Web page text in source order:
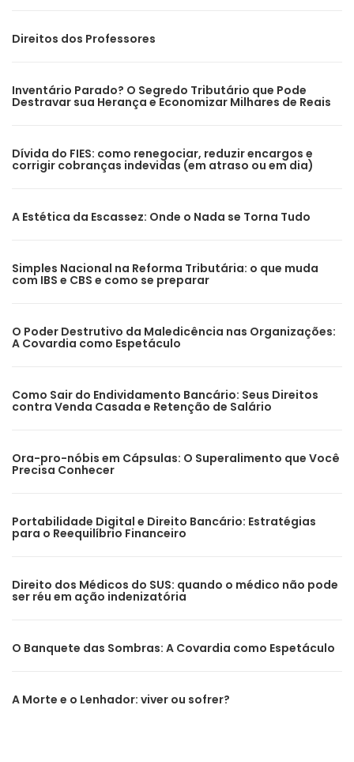
Direitos dos Professores
Inventário Parado? O Segredo Tributário que Pode
Destravar sua Herança e Economizar Milhares de Reais
Dívida do FIES: como renegociar, reduzir encargos e
corrigir cobranças indevidas (em atraso ou em dia)
A Estética da Escassez: Onde o Nada se Torna Tudo
Simples Nacional na Reforma Tributária: o que muda
com IBS e CBS e como se preparar
O Poder Destrutivo da Maledicência nas Organizações:
A Covardia como Espetáculo
Como Sair do Endividamento Bancário: Seus Direitos
contra Venda Casada e Retenção de Salário
Ora-pro-nóbis em Cápsulas: O Superalimento que Você
Precisa Conhecer
Portabilidade Digital e Direito Bancário: Estratégias
para o Reequilíbrio Financeiro
Direito dos Médicos do SUS: quando o médico não pode
ser réu em ação indenizatória
O Banquete das Sombras: A Covardia como Espetáculo
A Morte e o Lenhador: viver ou sofrer?